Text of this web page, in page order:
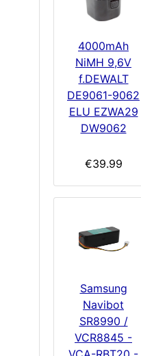
4000mAh
NiMH 9,6V
f.DEWALT
DE9061-9062
ELU EZWA29
DW9062
€39.99
Samsung
Navibot
SR8990 /
VCR8845 -